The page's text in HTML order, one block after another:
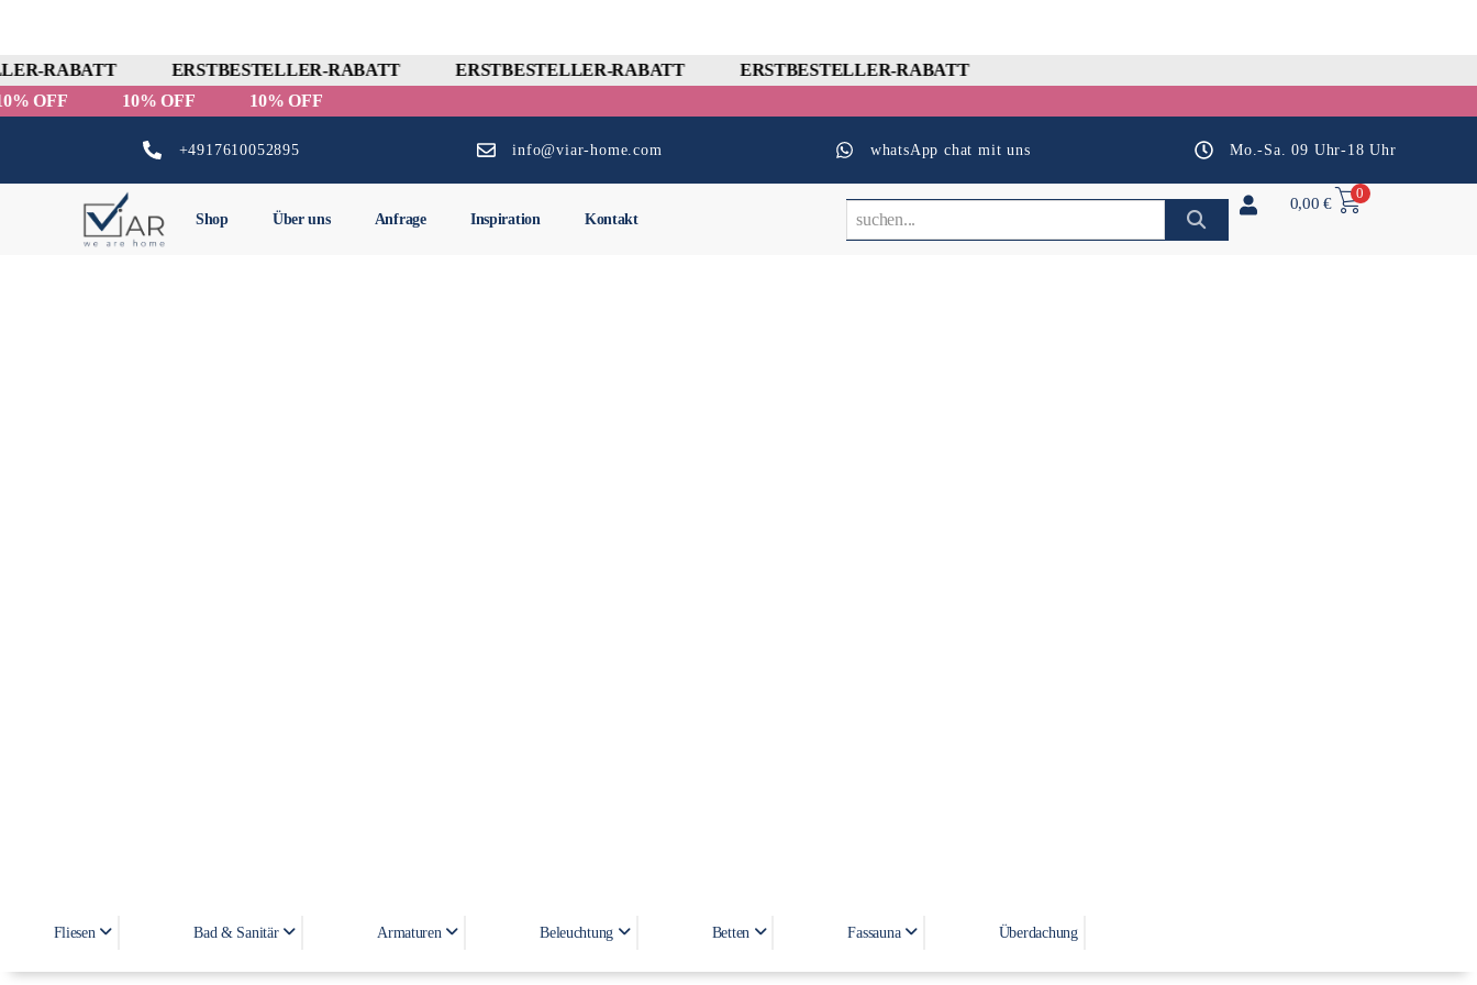
RABATT ERSTBESTELLER-RABATT ERSTBESTELLER-RABATT
ERSTBESTELLER-RABATT
OFF
10% OFF 10% OFF
+4917610052895 info@viar-home.com whatsApp chat mit uns Mo.-Sa. 09 Uhr-18 Uhr
Shop Über uns Anfrage Inspiration Kontakt
0,00€
0
Fliesen Bad & Sanitär Armaturen Beleuchtung Betten Fassauna Überdachung